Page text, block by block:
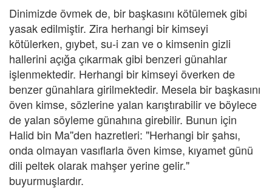
Dinimizde övmek de, bir başkasını kötülemek gibi
yasak edilmiştir. Zira herhangi bir kimseyi
kötülerken, gıybet, su-i zan ve o kimsenin gizli
hallerini açığa çıkarmak gibi benzeri günahlar
işlenmektedir. Herhangi bir kimseyi överken de
benzer günahlara girilmektedir. Mesela bir başkasını
öven kimse, sözlerine yalan karıştırabilir ve böylece
de yalan söyleme günahına girebilir. Bunun için
Halid bin Ma''den hazretleri: "Herhangi bir şahsı,
onda olmayan vasıflarla öven kimse, kıyamet günü
dili peltek olarak mahşer yerine gelir."
buyurmuşlardır.